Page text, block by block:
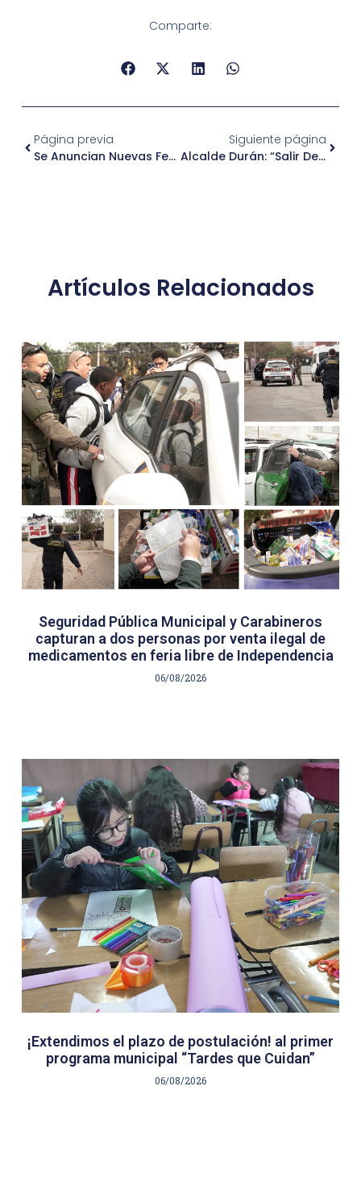
Comparte:
Página previa
Se Anuncian Nuevas Fechas Para Los Subsidios A Las Viviendas
Siguiente página
Alcalde Durán: “Salir De Cuarentena Carece De Sentido”.
Artículos Relacionados
Seguridad Pública Municipal y Carabineros
capturan a dos personas por venta ilegal de
medicamentos en feria libre de Independencia
06/08/2026
¡Extendimos el plazo de postulación! al primer
programa municipal “Tardes que Cuidan”
06/08/2026